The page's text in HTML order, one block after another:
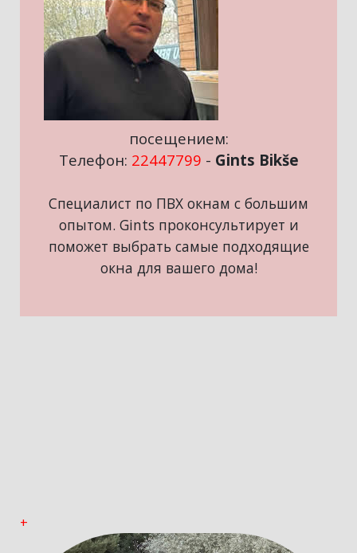
посещением:
Телефон: 22447799 - Gints Bikše
Специалист по ПВХ окнам с большим
опытом. Gints проконсультирует и
поможет выбрать самые подходящие
окна для вашего дома!
+